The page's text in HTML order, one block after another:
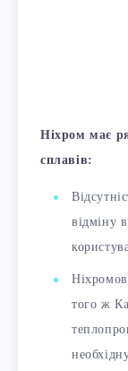
Ніхром має
сплавів:
відміну
того ж